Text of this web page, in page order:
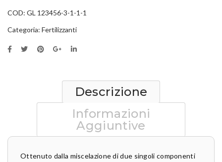
COD: GL 123456-3-1-1-1
Categoria: Fertilizzanti
Descrizione
Informazioni
Aggiuntive
Ottenuto dalla miscelazione di due singoli componenti